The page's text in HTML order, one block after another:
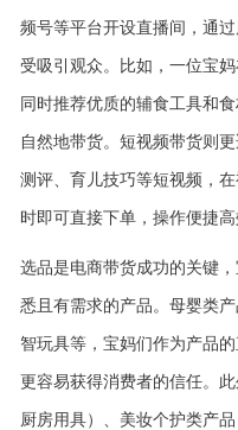
频号等平台开设直播间，通
受吸引观众。比如，一位宝
同时推荐优质的辅食工具和
自然地带货。短视频带货则
测评、育儿技巧等短视频，
时即可直接下单，操作便捷高
选品是电商带货成功的关键
悉且有需求的产品。母婴类
智玩具等，宝妈们作为产品
更容易获得消费者的信任。
厨房用具）、美妆个护类产